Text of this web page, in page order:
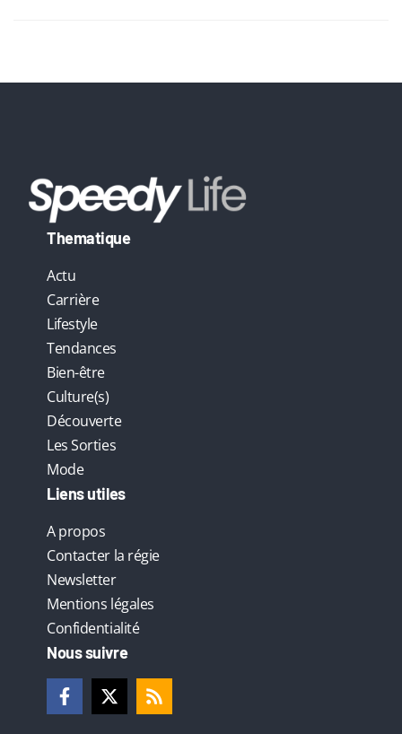
:
Thematique
Actu
Carrière
Lifestyle
Tendances
Bien-être
Culture(s)
Découverte
Les Sorties
Mode
Liens utiles
A propos
Contacter la régie
Newsletter
Mentions légales
Confidentialité
Nous suivre